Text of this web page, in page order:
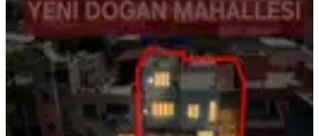
Yeni Doğan Da 2 Katlı Mükemmel
Lokasyonda Satılık Ev
Yüreğir, Yenidoğan Mahallesi
2+1·122 m²·07.08.2026
4.500.000 ₺